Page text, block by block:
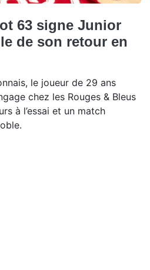
63 signe Junior
de son retour en
le joueur de 29 ans
chez les Rouges & Bleus
à l’essai et un match